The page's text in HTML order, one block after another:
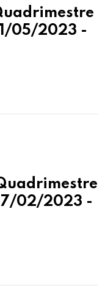
05/2023 -
02/2023 -